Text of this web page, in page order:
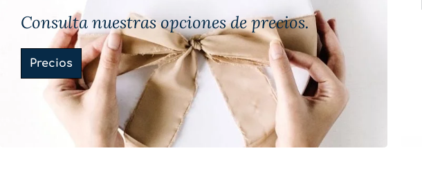
Consulta nuestras opciones de precios.
Precios